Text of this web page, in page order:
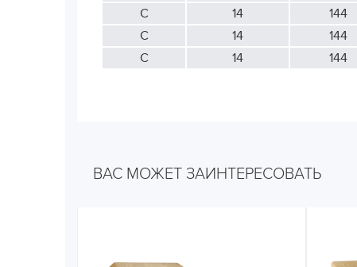
С
14 144
С
14 144
С
14 144
ВАС МОЖЕТ ЗАИНТЕРЕСОВАТЬ